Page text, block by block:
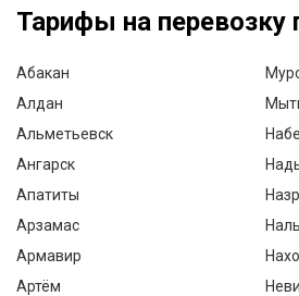
Тарифы на перевозку
Абакан
Алдан
Альметьевск
Ангарск
Апатиты
Арзамас
Армавир
Артём